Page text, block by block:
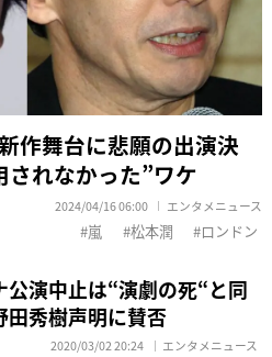
作舞台に悲願の出演決
れなかった”ワケ
2024/04/16 06:00 エンタメニュース
嵐 松本潤 ロンドン
公演中止は“演劇の死“と同
秀樹声明に賛否
2020/03/02 20:24 エンタメニュース